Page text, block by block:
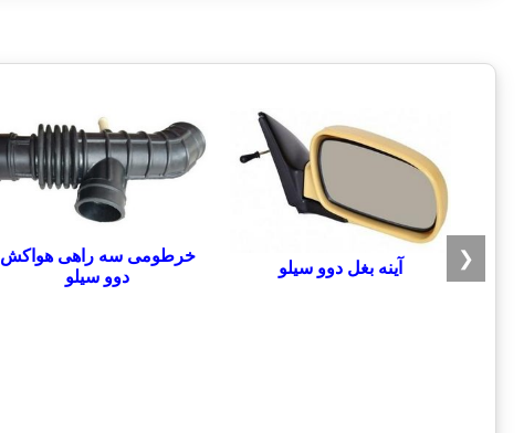
آینه بغل دوو سیلو
خرطومی سه راهی هواکش
دوو سیلو
❮